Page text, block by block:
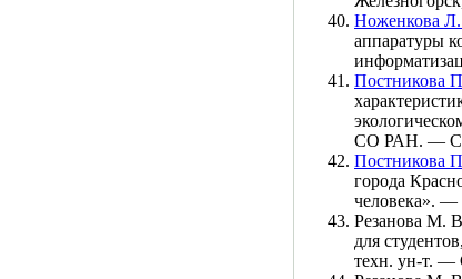
Ноженкова
аппаратуры
Постникова
СО РАН. —
Постникова
города
человека». —
Резанова М.
для
техн. ун-т. —